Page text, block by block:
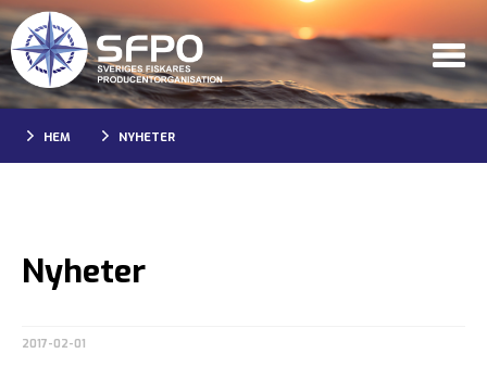
HEM NYHETER
Nyheter
2017-02-01